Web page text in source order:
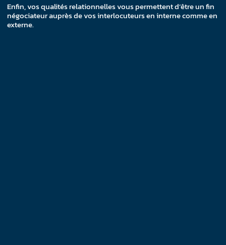
Enfin, vos qualités relationnelles vous permettent d’être un fin
négociateur auprès de vos interlocuteurs en interne comme en
externe.